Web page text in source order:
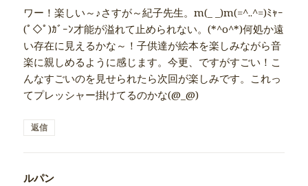
ワー！楽しい～♪さすが～紀子先生。m(_ _)m(=^..^=)ﾐｬｰ
(ﾟ◇ﾟ)ｶﾞｰﾝ才能が溢れて止められない。(*^o^*)何処か遠
い存在に見えるかな～！子供達が絵本を楽しみながら音
楽に親しめるように感じます。今更、ですがすごい！こ
んなすごいのを見せられたら次回が楽しみです。これっ
てプレッシャー掛けてるのかな(@_@)
返信
ルパン